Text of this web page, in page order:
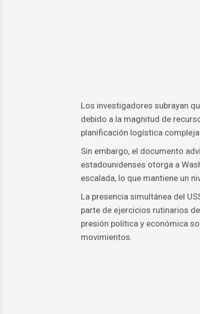
Los investigadores subrayan
debido a la magnitud de
planificación logística
Sin embargo, el documento
estadounidenses otorga a
escalada, lo que mantiene un
La presencia simultánea del
parte de ejercicios rutinarios
presión política y económica
movimientos.